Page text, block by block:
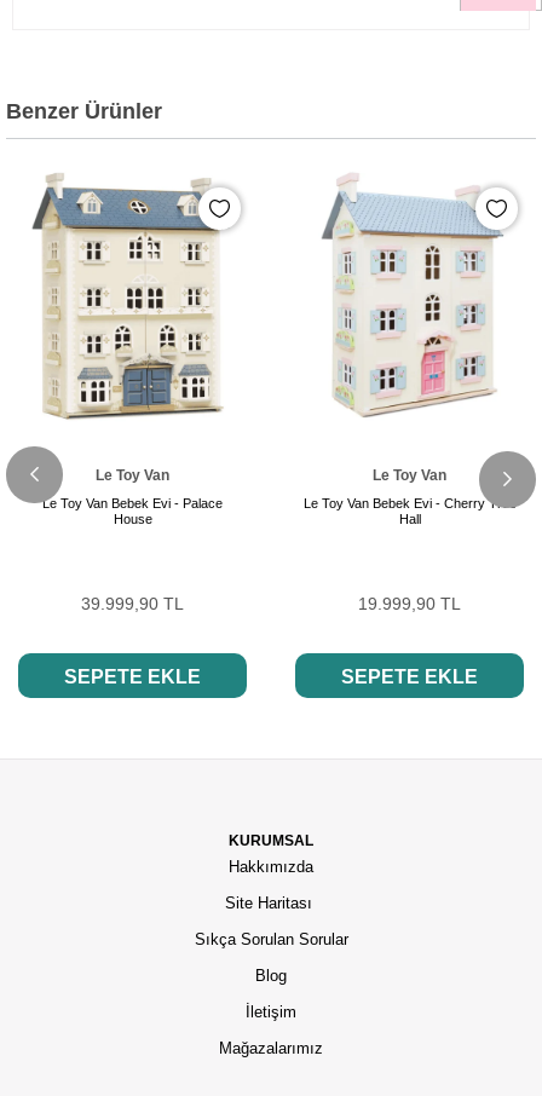
Benzer Ürünler
Le Toy Van
Le Toy Van Bebek Evi - Palace
House
39.999,90 TL
SEPETE EKLE
Le Toy Van
Le Toy Van Bebek Evi - Cherry Tree
Hall
19.999,90 TL
SEPETE EKLE
KURUMSAL
Hakkımızda
Site Haritası
Sıkça Sorulan Sorular
Blog
İletişim
Mağazalarımız